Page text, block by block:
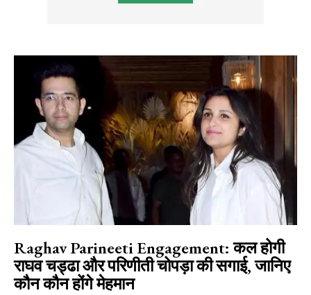
Raghav Parineeti Engagement: कल होगी
राघव चड्ढा और परिणीती चोपड़ा की सगाई, जानिए
कौन कौन होंगे मेहमान